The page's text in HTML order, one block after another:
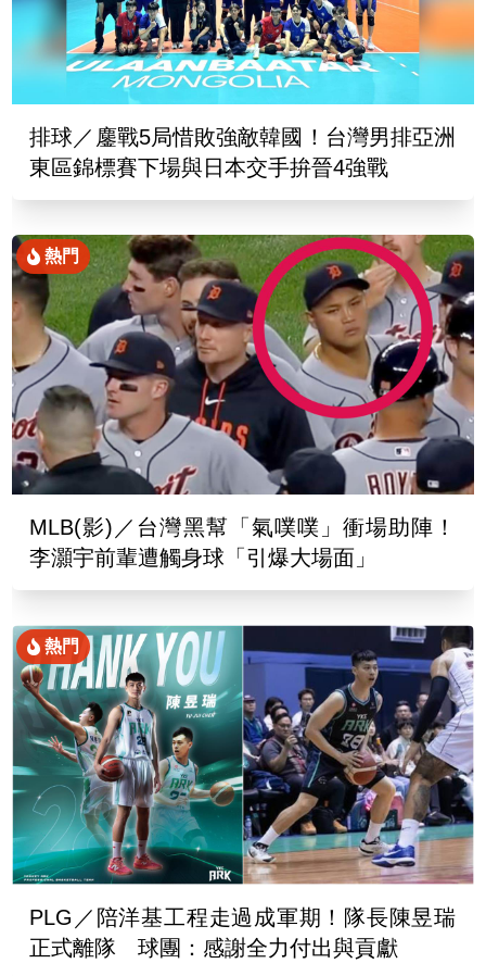
排球／鏖戰5局惜敗強敵韓國！台灣男排亞洲
東區錦標賽下場與日本交手拚晉4強戰
熱門
MLB(影)／台灣黑幫「氣噗噗」衝場助陣！
李灝宇前輩遭觸身球「引爆大場面」
熱門
PLG／陪洋基工程走過成軍期！隊長陳昱瑞
正式離隊 球團：感謝全力付出與貢獻